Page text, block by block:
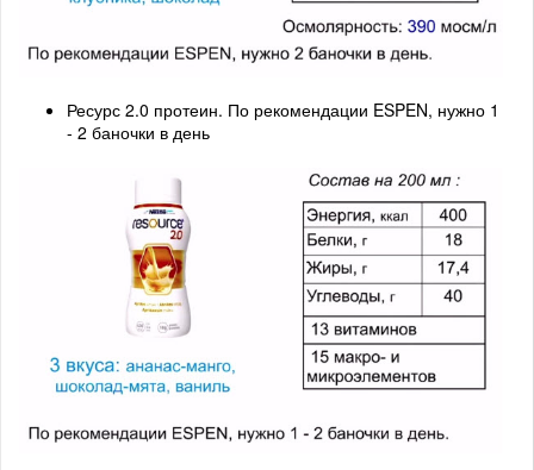
Ресурс 2.0 протеин. По рекомендации ESPEN, нужно 1
- 2 баночки в день